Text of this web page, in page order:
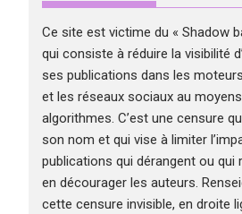
Ce site est victime du « Shadow
qui consiste à réduire la visibilité
ses publications dans les
et les réseaux sociaux au
algorithmes. C’est une censure
son nom et qui vise à limiter
publications qui dérangent ou qui
en décourager les auteurs.
cette censure invisible, en droite